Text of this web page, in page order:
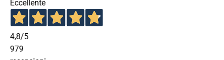
Eccellente
4,8/5
979